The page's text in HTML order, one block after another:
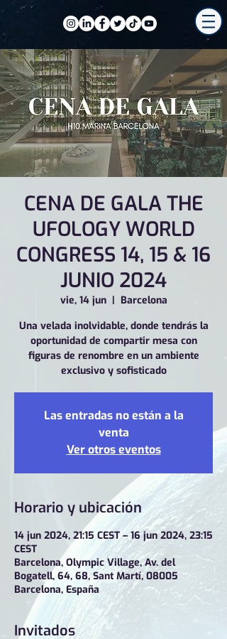
CENA DE GALA THE
UFOLOGY WORLD
CONGRESS 14, 15 & 16
JUNIO 2024
vie, 14 jun
  |
Barcelona
Una velada inolvidable, donde tendrás la
oportunidad de compartir mesa con
figuras de renombre en un ambiente
exclusivo y sofisticado
Las entradas no están a la
venta
Ver otros eventos
Horario y ubicación
14 jun 2024, 21:15 CEST – 16 jun 2024, 23:15
CEST
Barcelona, Olympic Village, Av. del
Bogatell, 64, 68, Sant Martí, 08005
Barcelona, España
Invitados